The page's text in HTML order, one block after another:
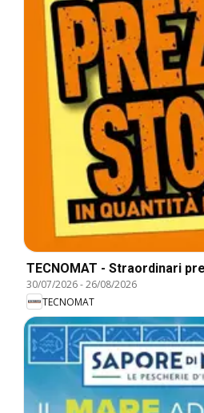
TECNOMAT - Straordinari
30/07/2026-26/08/2026
TECNOMAT